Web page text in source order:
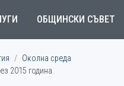
ОБЩИНСКИ СЪВЕТ
Околна среда
2015 година